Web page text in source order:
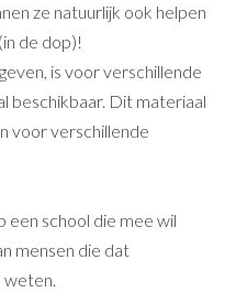
ze natuurlijk ook helpen
de dop)!
is voor verschillende
beschikbaar. Dit materiaal
voor verschillende
een school die mee wil
mensen die dat
weten.